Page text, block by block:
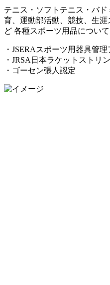
テニス・ソフトテニス・バ
育、運動部活動、競技、生
ど 各種スポーツ用品につい
・JSERAスポーツ用器具管
・JRSA日本ラケットストリ
・ゴーセン張人認定